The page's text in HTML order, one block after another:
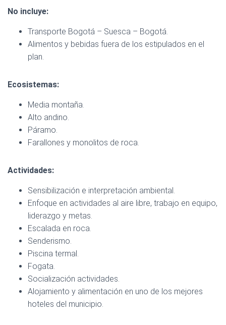
No incluye:
Transporte Bogotá – Suesca – Bogotá.
Alimentos y bebidas fuera de los estipulados en el
plan.
Ecosistemas:
Media montaña.
Alto andino.
Páramo.
Farallones y monolitos de roca.
Actividades:
Sensibilización e interpretación ambiental.
Enfoque en actividades al aire libre, trabajo en equipo,
liderazgo y metas.
Escalada en roca.
Senderismo.
Piscina termal.
Fogata.
Socialización actividades.
Alojamiento y alimentación en uno de los mejores
hoteles del municipio.